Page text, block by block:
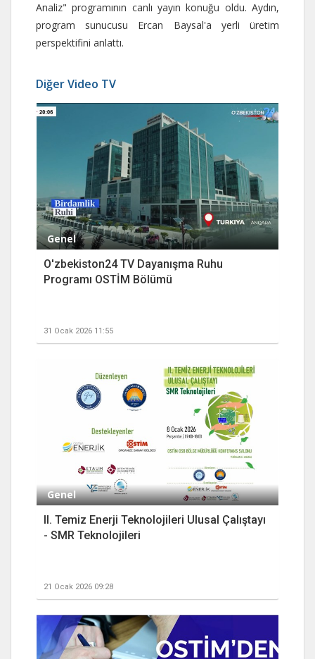
Analiz" programının canlı yayın konuğu oldu. Aydın,
program sunucusu Ercan Baysal'a yerli üretim
perspektifini anlattı.
Diğer Video TV
Genel
O'zbekiston24 TV Dayanışma Ruhu
Programı OSTİM Bölümü
31 Ocak 2026 11:55
Genel
II. Temiz Enerji Teknolojileri Ulusal Çalıştayı
- SMR Teknolojileri
21 Ocak 2026 09:28